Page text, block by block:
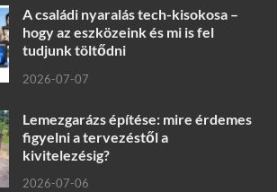
A családi nyaralás tech-kisokosa –
hogy az eszközeink és mi is fel
tudjunk töltődni
2026-07-07
Lemezgarázs építése: mire érdemes
figyelni a tervezéstől a
kivitelezésig?
2026-07-06